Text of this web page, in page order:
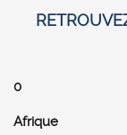
0
Afrique